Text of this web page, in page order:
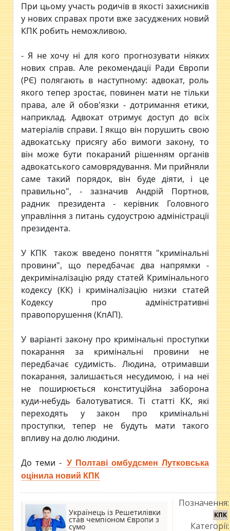
При цьому участь родичів в якості захисників
у нових справах проти вже засуджених новий
КПК робить неможливою.
- Я не хочу ні для кого прогнозувати ніяких
нових справ. Але рекомендації Ради Європи
(РЄ) полягають в наступному: адвокат, роль
якого тепер зростає, повинен мати не тільки
права, але й обов'язки - дотримання етики,
наприклад. Адвокат отримує доступ до всіх
матеріалів справи. І якщо він порушить свою
адвокатську присягу або вимоги закону, то
він може бути покараний рішенням органів
адвокатського самоврядування. Ми прийняли
саме такий порядок, він буде діяти, і це
правильно", - зазначив Андрій Портнов,
радник президента - керівник Головного
управління з питань судоустрою адміністрації
президента.
У КПК також введено поняття "кримінальні
провини", що передбачає два напрямки -
декриміналізацію ряду статей Кримінального
кодексу (КК) і криміналізацію низки статей
Кодексу про адміністративні
правопорушення (КпАП).
У варіанті закону про кримінальні проступки
покарання за кримінальні провини не
передбачає судимість. Людина, отримавши
покарання, залишається несудимою, і на неї
не поширюється конституційна заборона
куди-небудь балотуватися. Ті статті КК, які
переходять у закон про кримінальні
проступки, тепер не будуть мати такого
впливу на долю людини.
До теми - У Полтаві омбудсмен Лутковська
оцінила новий КПК
Українець із Решетилівки
став чемпіоном Європи з
сумо
Позначення:
КПК
Категорії: